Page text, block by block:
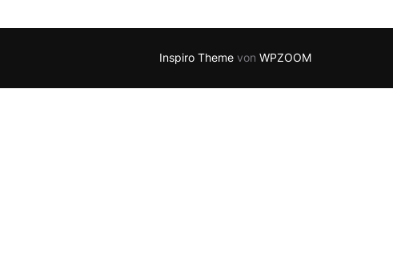
Inspiro Theme von WPZOOM